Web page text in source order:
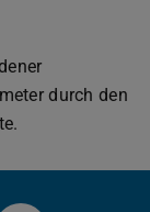
durch den